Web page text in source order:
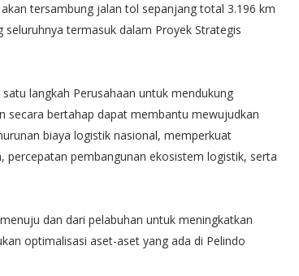
tersambung jalan tol sepanjang total 3.196 km
termasuk dalam Proyek Strategis
langkah Perusahaan untuk mendukung
secara bertahap dapat membantu mewujudkan
biaya logistik nasional, memperkuat
pembangunan ekosistem logistik, serta
dan dari pelabuhan untuk meningkatkan
optimalisasi aset-aset yang ada di Pelindo